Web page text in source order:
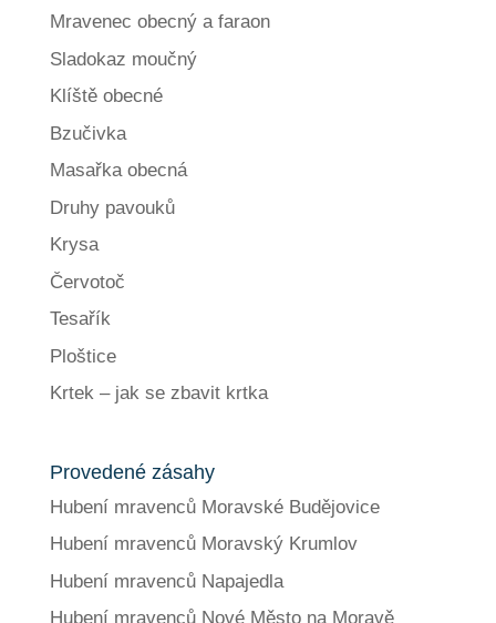
Mravenec obecný a faraon
Sladokaz moučný
Klíště obecné
Bzučivka
Masařka obecná
Druhy pavouků
Krysa
Červotoč
Tesařík
Ploštice
Krtek – jak se zbavit krtka
Provedené zásahy
Hubení mravenců Moravské Budějovice
Hubení mravenců Moravský Krumlov
Hubení mravenců Napajedla
Hubení mravenců Nové Město na Moravě